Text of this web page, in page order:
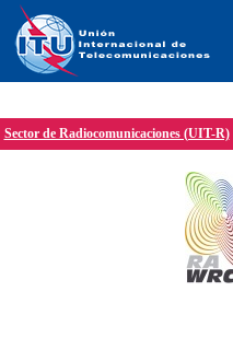
Sector de Radiocomunicaciones (UIT-R)